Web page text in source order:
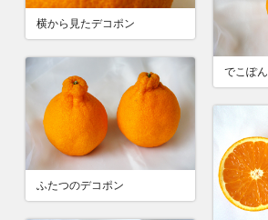
横から見たデコポン
でこぽん
ふたつのデコポン